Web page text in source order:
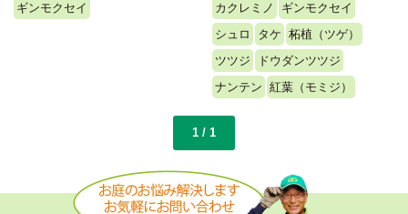
ギンモクセイ カクレミノ
ギンモクセイ
シュロ
タケ
柘植（ツゲ）
ツツジ
ドウダンツツジ
ナンテン
紅葉（モミジ）
1 / 1